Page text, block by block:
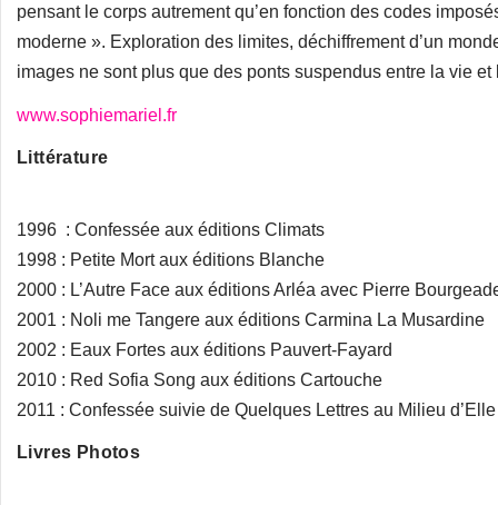
pensant le corps autrement qu’en fonction des codes
moderne ». Exploration des limites, déchiffrement d’un
images ne sont plus que des ponts suspendus entre la vie et
www.sophiemariel.fr
Littérature
1996 : Confessée aux éditions Climats
1998 : Petite Mort aux éditions Blanche
2000 : L’Autre Face aux éditions Arléa avec Pierre
2001 : Noli me Tangere aux éditions Carmina La Musardine
2002 : Eaux Fortes aux éditions Pauvert-Fayard
2010 : Red Sofia Song aux éditions Cartouche
2011 : Confessée suivie de Quelques Lettres au Milieu
Livres Photos